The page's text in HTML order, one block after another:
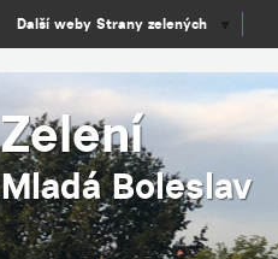
Zelení
Mladá Boleslav
Další weby Strany zelených ▼